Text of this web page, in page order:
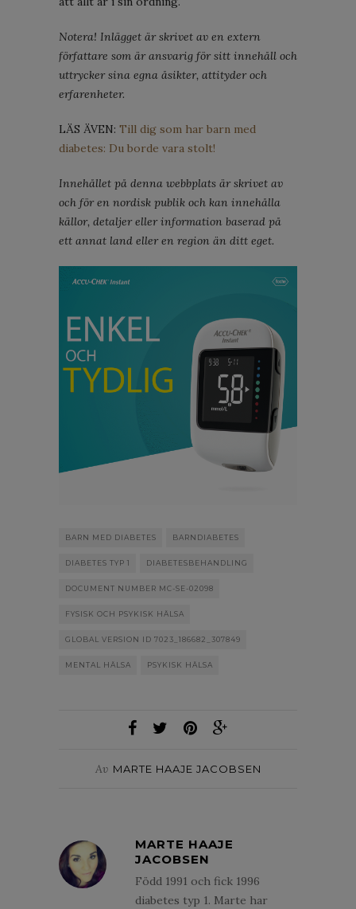
Notera! Inlägget är skrivet av en extern
författare som är ansvarig för sitt innehåll och
uttrycker sina egna åsikter, attityder och
erfarenheter.
LÄS ÄVEN: Till dig som har barn med
diabetes: Du borde vara stolt!
Innehållet på denna webbplats är skrivet av
och för en nordisk publik och kan innehålla
källor, detaljer eller information baserad på
ett annat land eller en region än ditt eget.
BARN MED DIABETES BARNDIABETES
DIABETES TYP 1 DIABETESBEHANDLING
DOCUMENT NUMBER MC-SE-02098
FYSISK OCH PSYKISK HÄLSA
GLOBAL VERSION ID 7023_186682_307849
MENTAL HÄLSA PSYKISK HÄLSA
Av MARTE HAAJE JACOBSEN
MARTE HAAJE
JACOBSEN
Född 1991 och fick 1996
diabetes typ 1. Marte har